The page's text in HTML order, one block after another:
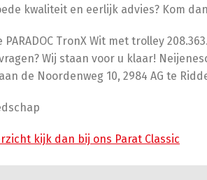
kwaliteit en eerlijk advies? Kom
TronX Wit met trolley
Wij staan voor u klaar!
de Noordenweg 10, 2984 AG te
kijk dan bij ons Parat Classic